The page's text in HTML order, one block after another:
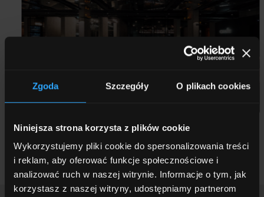
Zgoda Szczegóły O plikach cookies
Niniejsza strona korzysta z plików cookie
Wykorzystujemy pliki cookie do spersonalizowania treści
i reklam, aby oferować funkcje społecznościowe i
analizować ruch w naszej witrynie. Informacje o tym, jak
korzystasz z naszej witryny, udostępniamy partnerom
Hotele